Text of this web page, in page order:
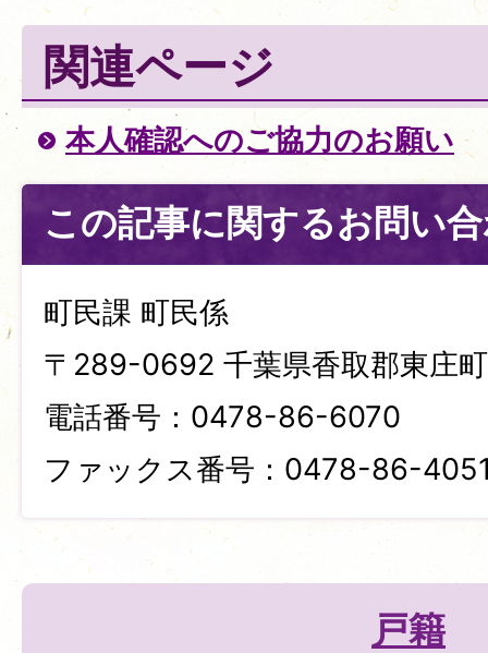
関連ページ
本人確認へのご協力のお願い
この記事に関するお問い
町民課 町民係
〒289-0692 千葉県香取郡東庄
電話番号：0478-86-6070
ファックス番号：0478-86-
戸籍